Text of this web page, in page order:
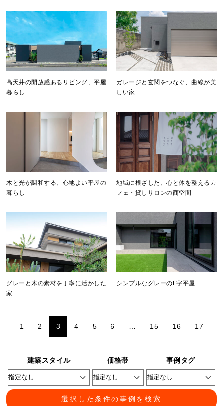
高天井の開放感あるリビング、平屋
暮らし
ガレージと玄関をつなぐ、曲線が美
しい家
木と光が調和する、心地よい平屋の
暮らし
地域に根ざした、心と体を整えるカ
フェ・貸しサロンの商空間
グレーと木の素材を丁寧に活かした
家
シンプルなグレーのL字平屋
1 2 3 4 5 6 … 15 16 17
建築スタイル 価格帯 事例タグ
選択した条件の事例を検索